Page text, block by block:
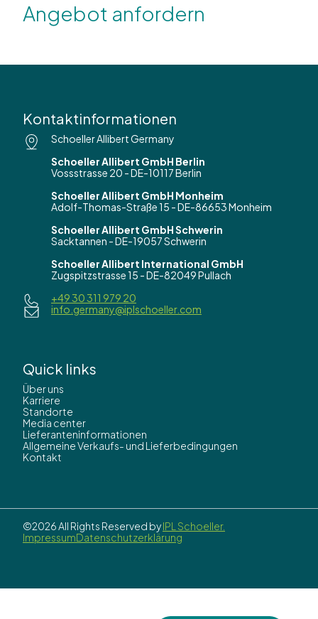
Angebot anfordern
Kontaktinformationen
Schoeller Allibert Germany
Schoeller Allibert GmbH Berlin
Vossstrasse 20 - DE-10117 Berlin
Schoeller Allibert GmbH Monheim
Adolf-Thomas-Straße 15 - DE-86653 Monheim
Schoeller Allibert GmbH Schwerin
Sacktannen - DE-19057 Schwerin
Schoeller Allibert International GmbH
Zugspitzstrasse 15 - DE-82049 Pullach
+49 30 311 979 20
info.germany@iplschoeller.com
Quick links
Über uns
Karriere
Standorte
Media center
Lieferanteninformationen
Allgemeine Verkaufs- und Lieferbedingungen
Kontakt
©2026 All Rights Reserved byIPL Schoeller.
ImpressumDatenschutzerklärung